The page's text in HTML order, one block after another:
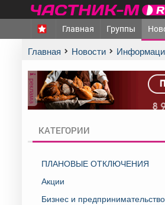
Главная Группы
Главная Новости
реклама
КАТЕГОРИИ
ПЛАНОВЫЕ ОТКЛЮЧЕНИЯ
Акции
Бизнес и предпринимательство